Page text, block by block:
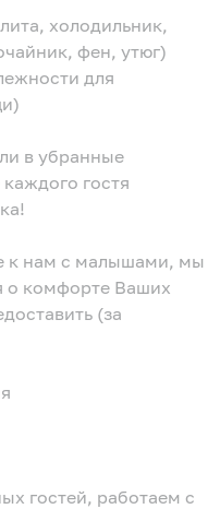
фен, утюг)
для
в убранные
гостя
к нам с малышами, мы
о комфорте Ваших
(за
гостей, работаем с